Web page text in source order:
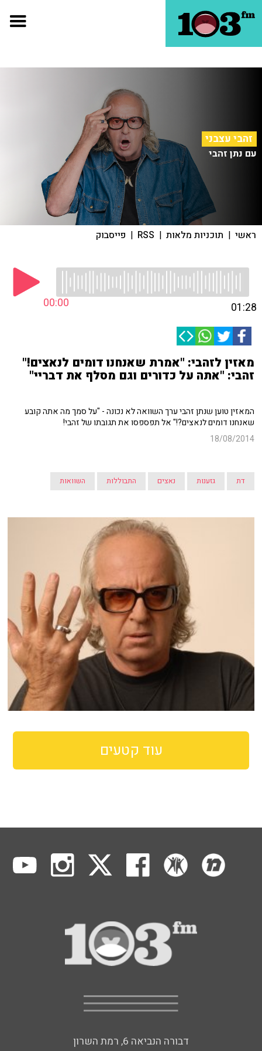
זהבי עצבני
עם נתן זהבי
ראשי | תוכניות מלאות |
RSS
| פייסבוק
00:00 01:28
מאזין לזהבי: "אמרת שאנחנו דומים לנאצים!"
זהבי: "אתה על כדורים וגם מסלף את דבריי"
המאזין טוען שנתן זהבי ערך השוואה לא נכונה - "על סמך מה אתה קובע
שאנחנו דומים לנאצים?!" אל תפספסו את תגובתו של זהבי!
18/08/2014
דת גזענות נאצים התבוללות השוואות
עוד קטעים
דבורה הנביאה 6, רמת השרון